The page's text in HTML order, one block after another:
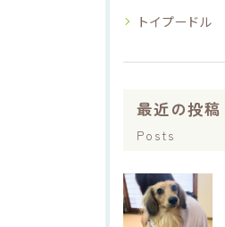
トイプードル
最近の投稿
Posts